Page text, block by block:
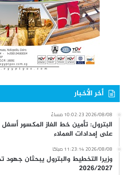
أخر الأخبار
2026/08/08 10:02:23 مساءً
البترول: تأمين خط الغاز المكسور أسفل
على إمدادات العملاء
2026/08/08 11:23:14 صباحًا
وزيرا التخطيط والبترول يبحثان
2026/2027